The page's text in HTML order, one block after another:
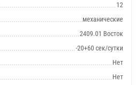
12
механические
2409.01 Восток
-20+60 сек/сутки
Нет
Нет